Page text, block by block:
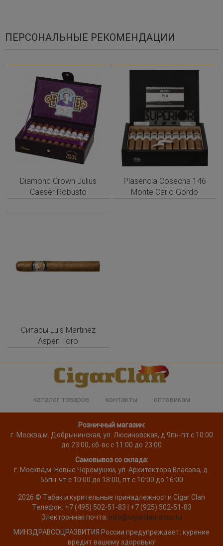
ПЕРСОНАЛЬНЫЕ РЕКОМЕНДАЦИИ
Diamond Crown Julius
Caeser Robusto
Plasencia Cosecha 146
Monte Carlo Gordo
Сигары Luis Martinez
Aspen Toro
каталог товаров контакты оптовикам
Розничный магазин:
г. Москва,м. Добрынинская, ул. Люсиновская, д.9пн-пт с 10:00
до 23:00, сб-вс с 11:00 до 23:00
Самовывоз со склада:
г. Москва,м. Новые Черёмушки, ул. Архитектора Власова, д.
55пн-чт с 10:00 до 18:00, пт с 10:00 до 16:00
2026 © Табак и курительные принадлежности Cigar Clan
Телефон: +7 (495) 502-51-83 | +7 (925) 502-51-83
Электронная почта: info@cigarclan-shop.ru
МИНЗДРАВСОЦРАЗВИТИЯ России предупреждает: курение
вредит вашему здоровью!